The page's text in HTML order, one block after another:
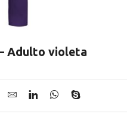
Adulto violeta